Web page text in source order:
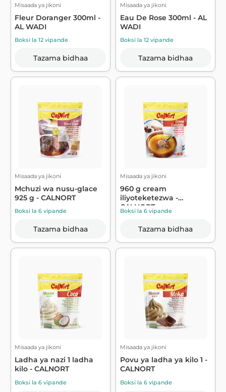
Misaada ya jikoni
Fleur Doranger 300ml -
AL WADI
Boksi la 12 vipande
Tazama bidhaa
Misaada ya jikoni
Eau De Rose 300ml - AL
WADI
Boksi la 12 vipande
Tazama bidhaa
Misaada ya jikoni
Mchuzi wa nusu-glace
925 g - CALNORT
Boksi la 6 vipande
Tazama bidhaa
Misaada ya jikoni
960 g cream
iliyoteketezwa -
CALNORT
Boksi la 6 vipande
Tazama bidhaa
Misaada ya jikoni
Ladha ya nazi 1 ladha
kilo - CALNORT
Boksi la 6 vipande
Misaada ya jikoni
Povu ya ladha ya kilo 1 -
CALNORT
Boksi la 6 vipande